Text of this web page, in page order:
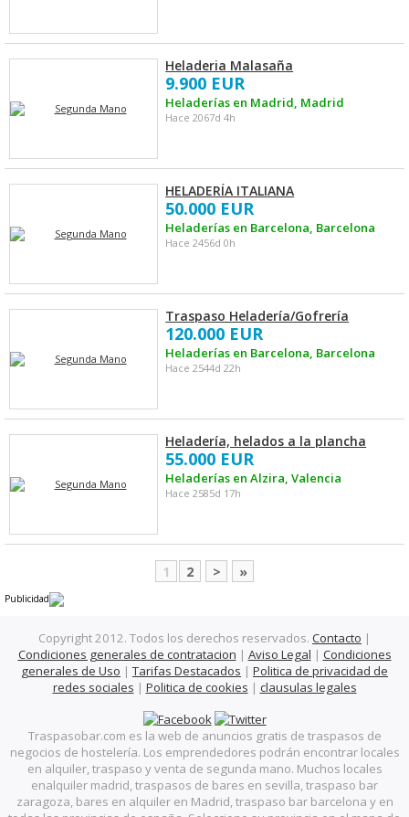
Heladeria Malasaña
9.900 EUR
Heladerías en Madrid, Madrid
Hace 2067d 4h
HELADERÍA ITALIANA
50.000 EUR
Heladerías en Barcelona, Barcelona
Hace 2456d 0h
Traspaso Heladería/Gofrería
120.000 EUR
Heladerías en Barcelona, Barcelona
Hace 2544d 22h
Heladería, helados a la plancha
55.000 EUR
Heladerías en Alzira, Valencia
Hace 2585d 17h
1 2 > »
Publicidad
Copyright 2012. Todos los derechos reservados. Contacto |
Condiciones generales de contratacion | Aviso Legal | Condiciones
generales de Uso | Tarifas Destacados | Politica de privacidad de
redes sociales | Politica de cookies | clausulas legales
Traspasobar.com es la web de anuncios gratis de traspasos de
negocios de hostelería. Los emprendedores podrán encontrar locales
en alquiler, traspaso y venta de segunda mano. Muchos locales
enalquiler madrid, traspasos de bares en sevilla, traspaso bar
zaragoza, bares en alquiler en Madrid, traspaso bar barcelona y en